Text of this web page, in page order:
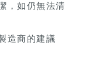
，如仍無法清
造商的建議